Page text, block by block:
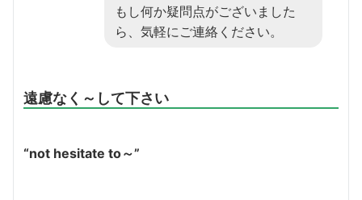
もし何か疑問点がございました
ら、気軽にご連絡ください。
遠慮なく～して下さい
“not hesitate to～”